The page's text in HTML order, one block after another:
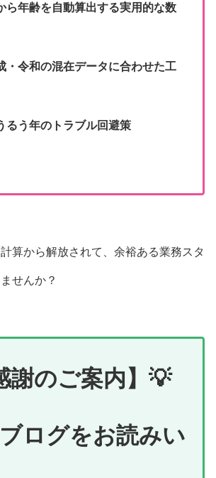
ら年齢を自動算出する実用的な数
・令和の混在データに合わせた工
るう年のトラブル回避策
算から解放されて、余裕ある業務スタ
せんか？
謝のご案内】💡
ログをお読みい